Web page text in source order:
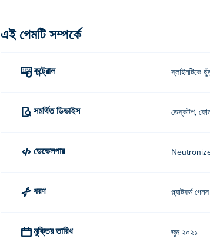
এই গেমটি সম্পর্কে
কন্ট্রোল স্লাইমটিকে
সমর্থিত ডিভাইস ডেস্কটপ,
ডেভেলপার
ধরণ প্ল্যাটফর্ম গেমস
মুক্তির তারিখ জুন ২০২১